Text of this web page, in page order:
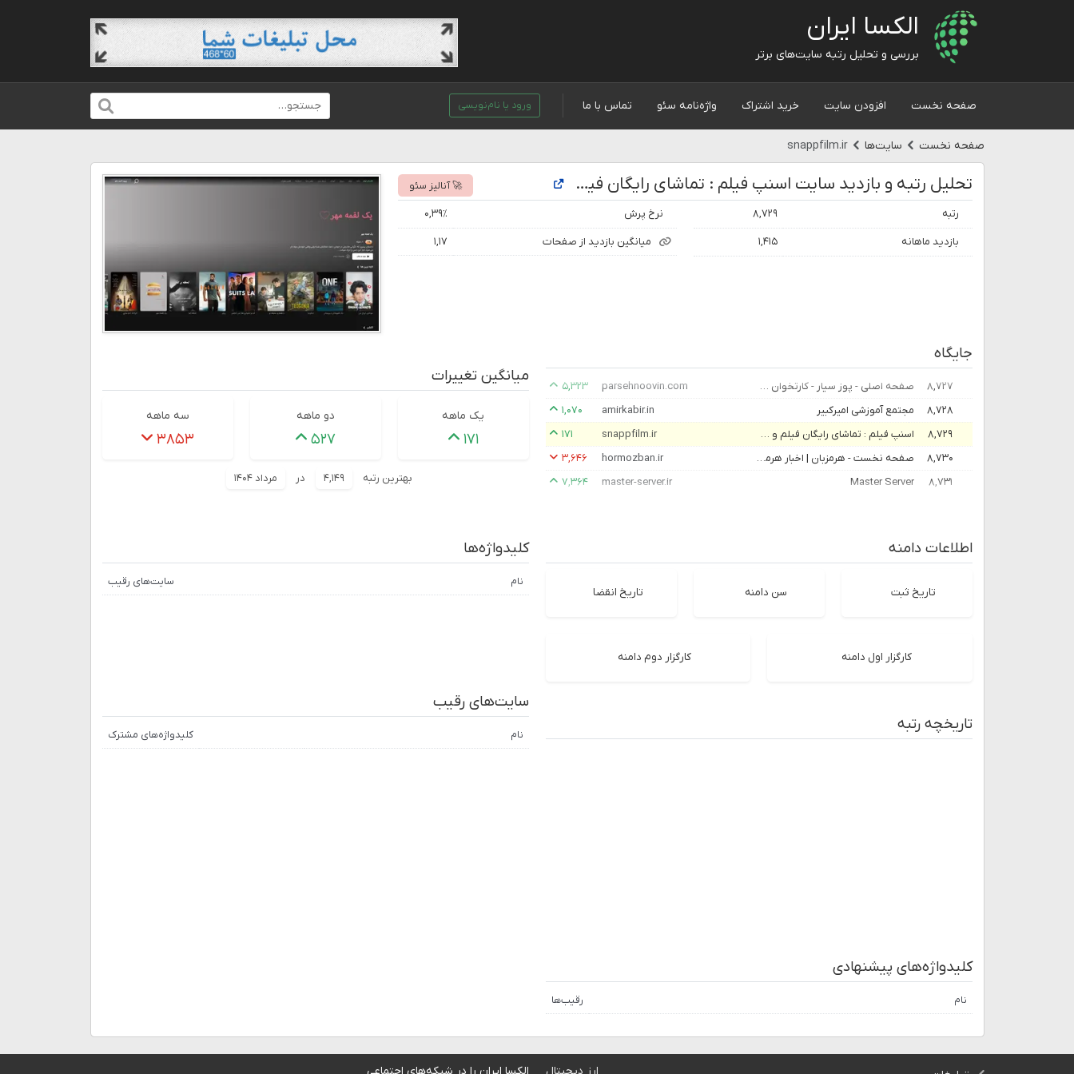
الکسا ایران
بررسی و تحلیل رتبه سایت‌های برتر
صفحه نخست افزودن سایت خرید اشتراک واژه‌نامه سئو تماس با ما ورود یا نام‌نویسی
صفحه نخست سایت‌ها snappfilm.ir
تحلیل رتبه و بازدید سایت اسنپ فیلم : تماشای رایگان فیلم و سریال 🚀 آنالیز سئو
رتبه ۸,۷۲۹
بازدید ماهانه ۱,۴۱۵
نرخ پرش ۰,۳۹٪
میانگین بازدید از صفحات ۱,۱۷
جایگاه
۸,۷۲۷ صفحه اصلی - پوز سیار - کارتخوان سیار - کارت خوان - پارسه نوین - پوز رایگان کارتخوان بی سیم parsehnoovin.com
۵,۳۲۳
۸,۷۲۸
مجتمع آموزشی امیرکبیر amirkabir.in
۱,۰۷۰
۸,۷۲۹
اسنپ فیلم : تماشای رایگان فیلم و سریال snappfilm.ir
۱۷۱
۸,۷۳۰
صفحه نخست - هرمزبان | اخبار هرمزگان و منتخب اخبار ایران و جهان hormozban.ir
۳,۶۴۶
۸,۷۳۱
Master Server
master-server.ir ۷,۳۶۴
میانگین تغییرات
یک ماهه
۱۷۱
دو ماهه
۵۲۷
سه ماهه
۳۸۵۳
بهترین رتبه ۴,۱۴۹ در مرداد ۱۴۰۴
اطلاعات دامنه
تاریخ ثبت سن دامنه تاریخ انقضا
کارگزار اول دامنه کارگزار دوم دامنه
کلیدواژه‌ها
نام سایت‌های رقیب
تاریخچه رتبه
سایت‌های رقیب
نام کلیدواژه‌های مشترک
کلیدواژه‌های پیشنهادی
نام رقیب‌ها
ارز دیجیتال الکسا ایران را در شبکه‌های اجتماعی